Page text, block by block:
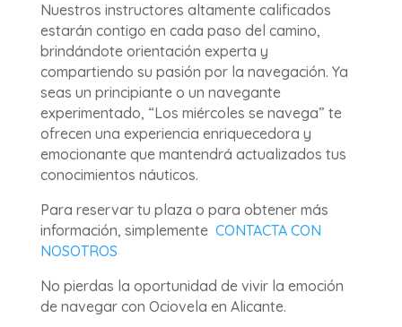
Nuestros instructores altamente calificados
estarán contigo en cada paso del camino,
brindándote orientación experta y
compartiendo su pasión por la navegación. Ya
seas un principiante o un navegante
experimentado, “Los miércoles se navega” te
ofrecen una experiencia enriquecedora y
emocionante que mantendrá actualizados tus
conocimientos náuticos.
Para reservar tu plaza o para obtener más
información, simplemente CONTACTA CON
NOSOTROS
No pierdas la oportunidad de vivir la emoción
de navegar con Ociovela en Alicante.